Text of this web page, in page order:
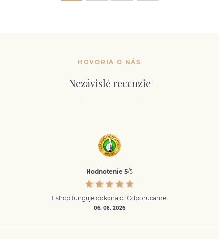
HOVORIA O NÁS
Nezávislé recenzie
Hodnotenie 5/5
Eshop funguje dokonalo. Odporucame.
06. 08. 2026